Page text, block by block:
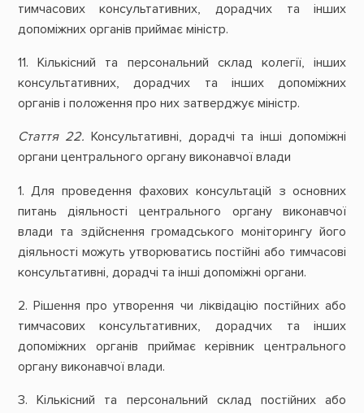
тимчасових консультативних, дорадчих та інших
допоміжних органів приймає міністр.
11. Кількісний та персональний склад колегії, інших
консультативних, дорадчих та інших допоміжних
органів і положення про них затверджує міністр.
Стаття 22. Консультативні, дорадчі та інші допоміжні
органи центрального органу виконавчої влади
1. Для проведення фахових консультацій з основних
питань діяльності центрального органу виконавчої
влади та здійснення громадського моніторингу його
діяльності можуть утворюватись постійні або тимчасові
консультативні, дорадчі та інші допоміжні органи.
2. Рішення про утворення чи ліквідацію постійних або
тимчасових консультативних, дорадчих та інших
допоміжних органів приймає керівник центрального
органу виконавчої влади.
3. Кількісний та персональний склад постійних або